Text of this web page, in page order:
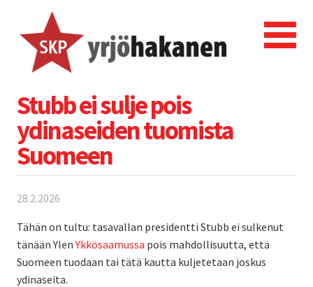
Stubb ei sulje pois
ydinaseiden tuomista
Suomeen
28.2.2026
Tähän on tultu: tasavallan presidentti Stubb ei sulkenut
tänään YlenYkkösaamussa pois mahdollisuutta, että
Suomeen tuodaan tai tätä kautta kuljetetaan joskus
ydinaseita.